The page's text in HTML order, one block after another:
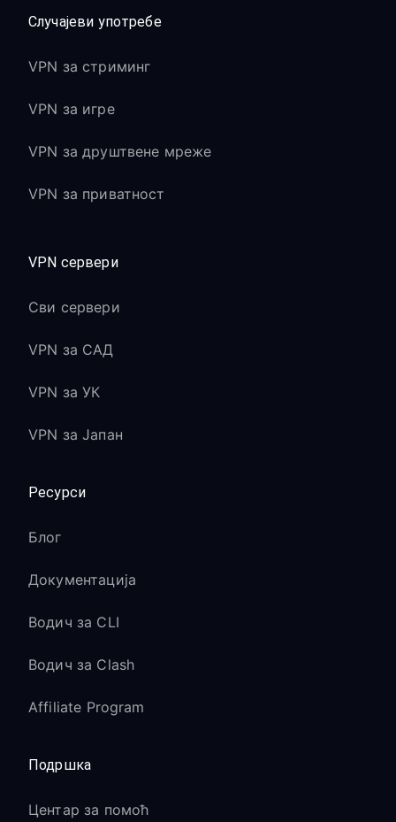
Случајеви употребе
VPN за стриминг
VPN за игре
VPN за друштвене мреже
VPN за приватност
VPN сервери
Сви сервери
VPN за САД
VPN за УК
VPN за Јапан
Ресурси
Блог
Документација
Водич за CLI
Водич за Clash
Affiliate Program
Подршка
Центар за помоћ